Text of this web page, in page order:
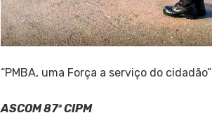
“PMBA, uma Força a serviço do cidadão”
ASCOM 87ª CIPM